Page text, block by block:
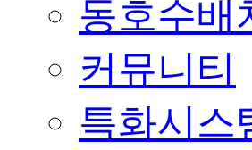
동호수배
커뮤니티
특화시스